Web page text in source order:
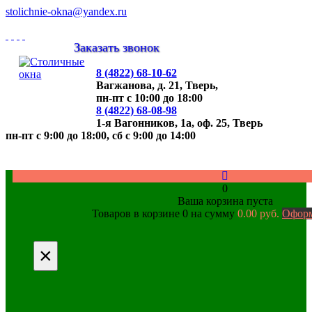
stolichnie-okna@yandex.ru
8 (4822)68-10-62
Вагжанова, д. 21, Тверь,
пн-пт с 10:00 до 18:00
8 (4822)68-08-98
1-я Вагонников, 1а, оф. 25, Тверь
пн-пт с 9:00 до 18:00, cб с 9:00 до 14:00
Заказать звонок
0
Ваша корзина пуста
Товаров в корзине 0 на сумму 0.00 руб.
×